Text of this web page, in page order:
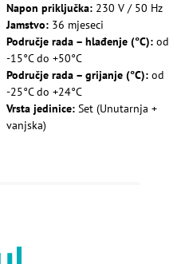
Napon priključka: 230 V / 50 Hz
Jamstvo: 36 mjeseci
Područje rada – hlađenje (°C): od
-15°C do +50°C
Područje rada – grijanje (°C): od
-25°C do +24°C
Vrsta jedinice: Set (Unutarnja +
vanjska)